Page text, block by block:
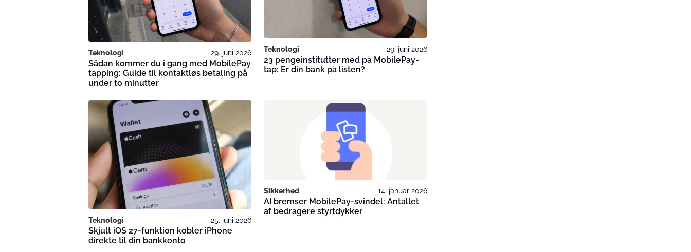
Teknologi 29. juni 2026
Sådan kommer du i gang med MobilePay
tapping: Guide til kontaktløs betaling på
under to minutter
Teknologi 29. juni 2026
23 pengeinstitutter med på MobilePay-
tap: Er din bank på listen?
Teknologi 25. juni 2026
Skjult iOS 27-funktion kobler iPhone
direkte til din bankkonto
Sikkerhed 14. januar 2026
AI bremser MobilePay-svindel: Antallet
af bedragere styrtdykker